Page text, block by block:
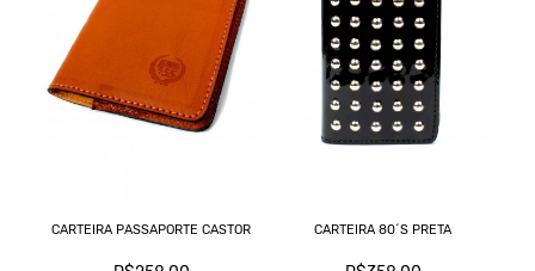
CARTEIRA PASSAPORTE CASTOR CARTEIRA 80´S PRETA